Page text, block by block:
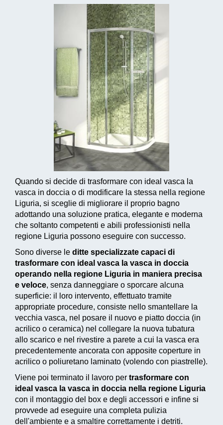
Quando si decide di trasformare con ideal vasca la
vasca in doccia o di modificare la stessa nella regione
Liguria, si sceglie di migliorare il proprio bagno
adottando una soluzione pratica, elegante e moderna
che soltanto competenti e abili professionisti nella
regione Liguria possono eseguire con successo.
Sono diverse le ditte specializzate capaci di
trasformare con ideal vasca la vasca in doccia
operando nella regione Liguria in maniera precisa
e veloce, senza danneggiare o sporcare alcuna
superficie: il loro intervento, effettuato tramite
appropriate procedure, consiste nello smantellare la
vecchia vasca, nel posare il nuovo e piatto doccia (in
acrilico o ceramica) nel collegare la nuova tubatura
allo scarico e nel rivestire a parete a cui la vasca era
precedentemente ancorata con apposite coperture in
acrilico o poliuretano laminato (volendo con piastrelle).
Viene poi terminato il lavoro per trasformare con
ideal vasca la vasca in doccia nella regione Liguria
con il montaggio del box e degli accessori e infine si
provvede ad eseguire una completa pulizia
dell'ambiente e a smaltire correttamente i detriti.